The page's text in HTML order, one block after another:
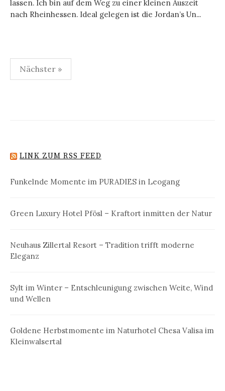
lassen. Ich bin auf dem Weg zu einer kleinen Auszeit
nach Rheinhessen. Ideal gelegen ist die Jordan’s Un...
Seitennummerierung
der
Nächster »
LINK ZUM RSS FEED
Funkelnde Momente im PURADIES in Leogang
Green Luxury Hotel Pfösl – Kraftort inmitten der Natur
Neuhaus Zillertal Resort – Tradition trifft moderne
Eleganz
Sylt im Winter – Entschleunigung zwischen Weite, Wind
und Wellen
Goldene Herbstmomente im Naturhotel Chesa Valisa im
Kleinwalsertal